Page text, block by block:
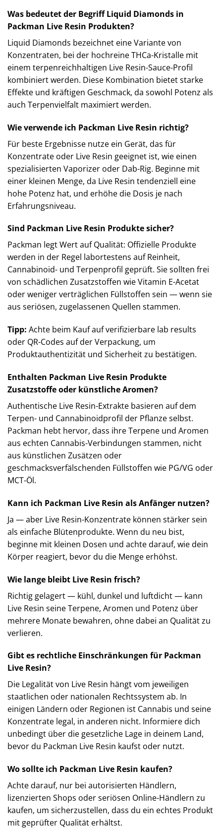
Was bedeutet der Begriff Liquid Diamonds in
Packman Live Resin Produkten?
Liquid Diamonds bezeichnet eine Variante von
Konzentraten, bei der hochreine THCa-Kristalle mit
einem terpenreichhaltigen Live Resin-Sauce-Profil
kombiniert werden. Diese Kombination bietet starke
Effekte und kräftigen Geschmack, da sowohl Potenz als
auch Terpenvielfalt maximiert werden.
Wie verwende ich Packman Live Resin richtig?
Für beste Ergebnisse nutze ein Gerät, das für
Konzentrate oder Live Resin geeignet ist, wie einen
spezialisierten Vaporizer oder Dab-Rig. Beginne mit
einer kleinen Menge, da Live Resin tendenziell eine
hohe Potenz hat, und erhöhe die Dosis je nach
Erfahrungsniveau.
Sind Packman Live Resin Produkte sicher?
Packman legt Wert auf Qualität: Offizielle Produkte
werden in der Regel labortestens auf Reinheit,
Cannabinoid- und Terpenprofil geprüft. Sie sollten frei
von schädlichen Zusatzstoffen wie Vitamin E-Acetat
oder weniger verträglichen Füllstoffen sein — wenn sie
aus seriösen, zugelassenen Quellen stammen.
Tipp: Achte beim Kauf auf verifizierbare lab results
oder QR-Codes auf der Verpackung, um
Produktauthentizität und Sicherheit zu bestätigen.
Enthalten Packman Live Resin Produkte
Zusatzstoffe oder künstliche Aromen?
Authentische Live Resin-Extrakte basieren auf dem
Terpen- und Cannabinoidprofil der Pflanze selbst.
Packman hebt hervor, dass ihre Terpene und Aromen
aus echten Cannabis-Verbindungen stammen, nicht
aus künstlichen Zusätzen oder
geschmacksverfälschenden Füllstoffen wie PG/VG oder
MCT-Öl.
Kann ich Packman Live Resin als Anfänger nutzen?
Ja — aber Live Resin-Konzentrate können stärker sein
als einfache Blütenprodukte. Wenn du neu bist,
beginne mit kleinen Dosen und achte darauf, wie dein
Körper reagiert, bevor du die Menge erhöhst.
Wie lange bleibt Live Resin frisch?
Richtig gelagert — kühl, dunkel und luftdicht — kann
Live Resin seine Terpene, Aromen und Potenz über
mehrere Monate bewahren, ohne dabei an Qualität zu
verlieren.
Gibt es rechtliche Einschränkungen für Packman
Live Resin?
Die Legalität von Live Resin hängt vom jeweiligen
staatlichen oder nationalen Rechtssystem ab. In
einigen Ländern oder Regionen ist Cannabis und seine
Konzentrate legal, in anderen nicht. Informiere dich
unbedingt über die gesetzliche Lage in deinem Land,
bevor du Packman Live Resin kaufst oder nutzt.
Wo sollte ich Packman Live Resin kaufen?
Achte darauf, nur bei autorisierten Händlern,
lizenzierten Shops oder seriösen Online-Händlern zu
kaufen, um sicherzustellen, dass du ein echtes Produkt
mit geprüfter Qualität erhältst.